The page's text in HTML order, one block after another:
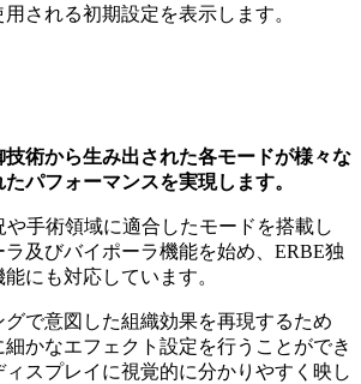
される初期設定を表示します。
術から生み出された各モードが様々な
パフォーマンスを実現します。
手術領域に適合したモードを搭載し
及びバイポーラ機能を始め、ERBE独
にも対応しています。
で意図した組織効果を再現するため
かなエフェクト設定を行うことができ
ィスプレイに視覚的に分かりやすく映し